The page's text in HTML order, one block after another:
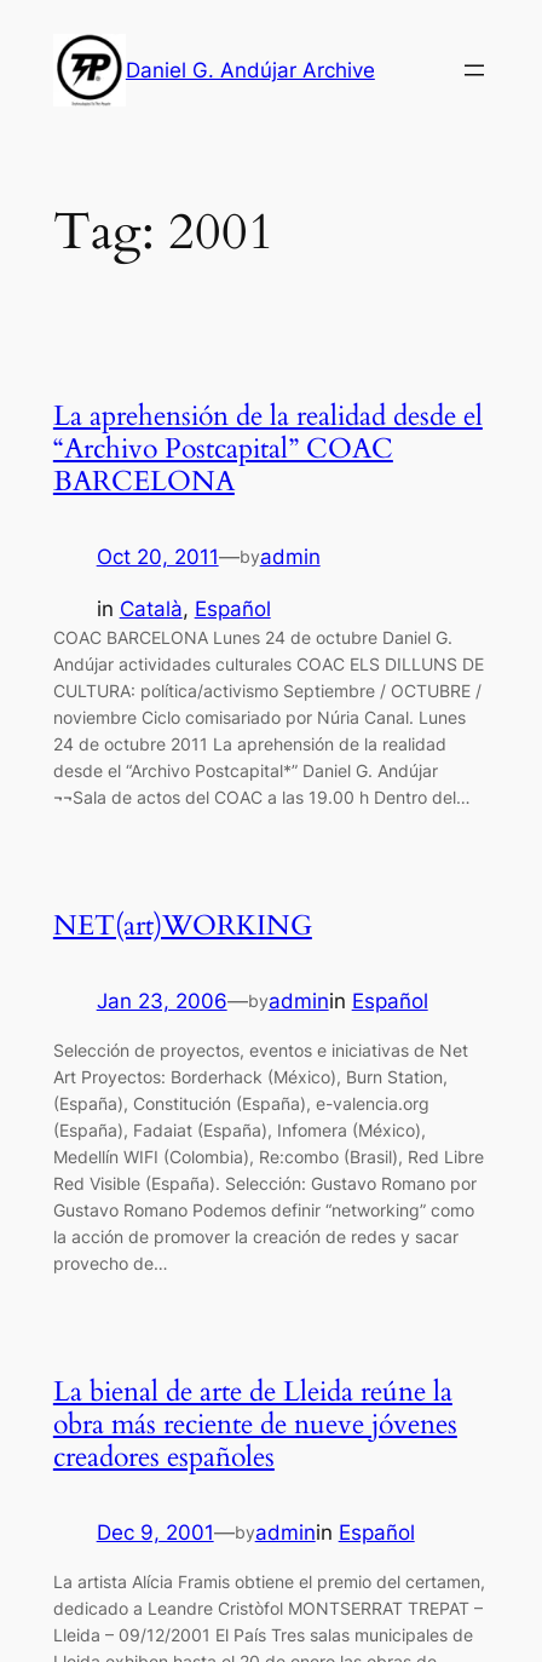
content
Daniel G. Andújar Archive
Tag: 2001
La aprehensión de la realidad desde el
“Archivo Postcapital” COAC
BARCELONA
Oct 20, 2011—byadmin
in Català, Español
COAC BARCELONA Lunes 24 de octubre Daniel G.
Andújar actividades culturales COAC ELS DILLUNS DE
CULTURA: política/activismo Septiembre / OCTUBRE /
noviembre Ciclo comisariado por Núria Canal. Lunes
24 de octubre 2011 La aprehensión de la realidad
desde el “Archivo Postcapital*” Daniel G. Andújar
¬¬Sala de actos del COAC a las 19.00 h Dentro del…
NET(art)WORKING
Jan 23, 2006—byadminin Español
Selección de proyectos, eventos e iniciativas de Net
Art Proyectos: Borderhack (México), Burn Station,
(España), Constitución (España), e-valencia.org
(España), Fadaiat (España), Infomera (México),
Medellín WIFI (Colombia), Re:combo (Brasil), Red Libre
Red Visible (España). Selección: Gustavo Romano por
Gustavo Romano Podemos definir “networking” como
la acción de promover la creación de redes y sacar
provecho de…
La bienal de arte de Lleida reúne la
obra más reciente de nueve jóvenes
creadores españoles
Dec 9, 2001—byadminin Español
La artista Alícia Framis obtiene el premio del certamen,
dedicado a Leandre Cristòfol MONTSERRAT TREPAT –
Lleida – 09/12/2001 El País Tres salas municipales de